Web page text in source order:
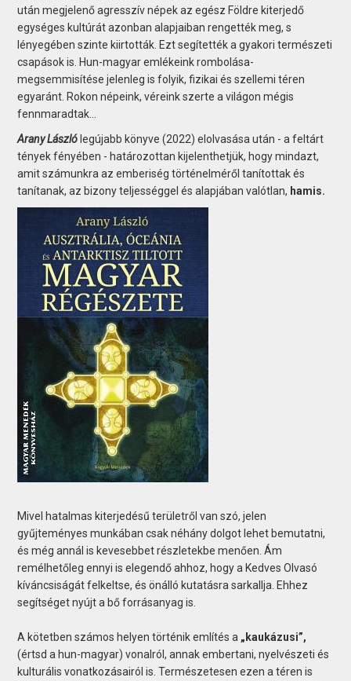
után megjelenő agresszív népek az egész Földre kiterjedő
egységes kultúrát azonban alapjaiban rengették meg, s
lényegében szinte kiirtották. Ezt segítették a gyakori természeti
csapások is. Hun-magyar emlékeink rombolása-
megsemmisítése jelenleg is folyik, fizikai és szellemi téren
egyaránt. Rokon népeink, véreink szerte a világon mégis
fennmaradtak...
Arany László legújabb könyve (2022) elolvasása után - a feltárt
tények fényében - határozottan kijelenthetjük, hogy mindazt,
amit számunkra az emberiség történelméről tanítottak és
tanítanak, az bizony teljességgel és alapjában valótlan, hamis.
Mivel hatalmas kiterjedésű területről van szó, jelen
gyűjteményes munkában csak néhány dolgot lehet bemutatni,
és még annál is kevesebbet részletekbe menően. Ám
remélhetőleg ennyi is elegendő ahhoz, hogy a Kedves Olvasó
kíváncsiságát felkeltse, és önálló kutatásra sarkallja. Ehhez
segítséget nyújt a bő forrásanyag is.
A kötetben számos helyen történik említés a „kaukázusi”,
(értsd a hun-magyar) vonalról, annak embertani, nyelvészeti és
kulturális vonatkozásairól is. Természetesen ezen a téren is